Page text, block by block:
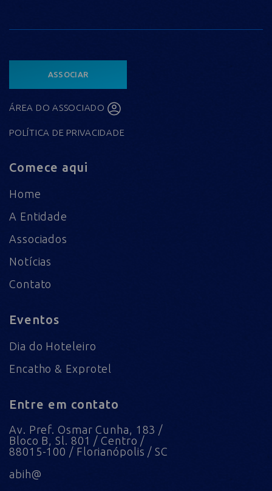
ASSOCIAR
ÁREA DO ASSOCIADO
POLÍTICA DE PRIVACIDADE
Comece aqui
Home
A Entidade
Associados
Notícias
Contato
Eventos
Dia do Hoteleiro
Encatho & Exprotel
Entre em contato
Av. Pref. Osmar Cunha, 183 /
Bloco B, Sl. 801 / Centro /
88015-100 / Florianópolis / SC
abih@